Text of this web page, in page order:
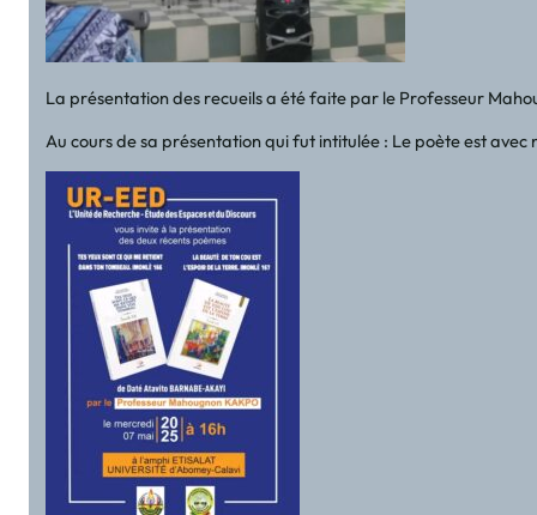
La présentation des recueils a été faite par le Professeur
Au cours de sa présentation qui fut intitulée : Le poète est